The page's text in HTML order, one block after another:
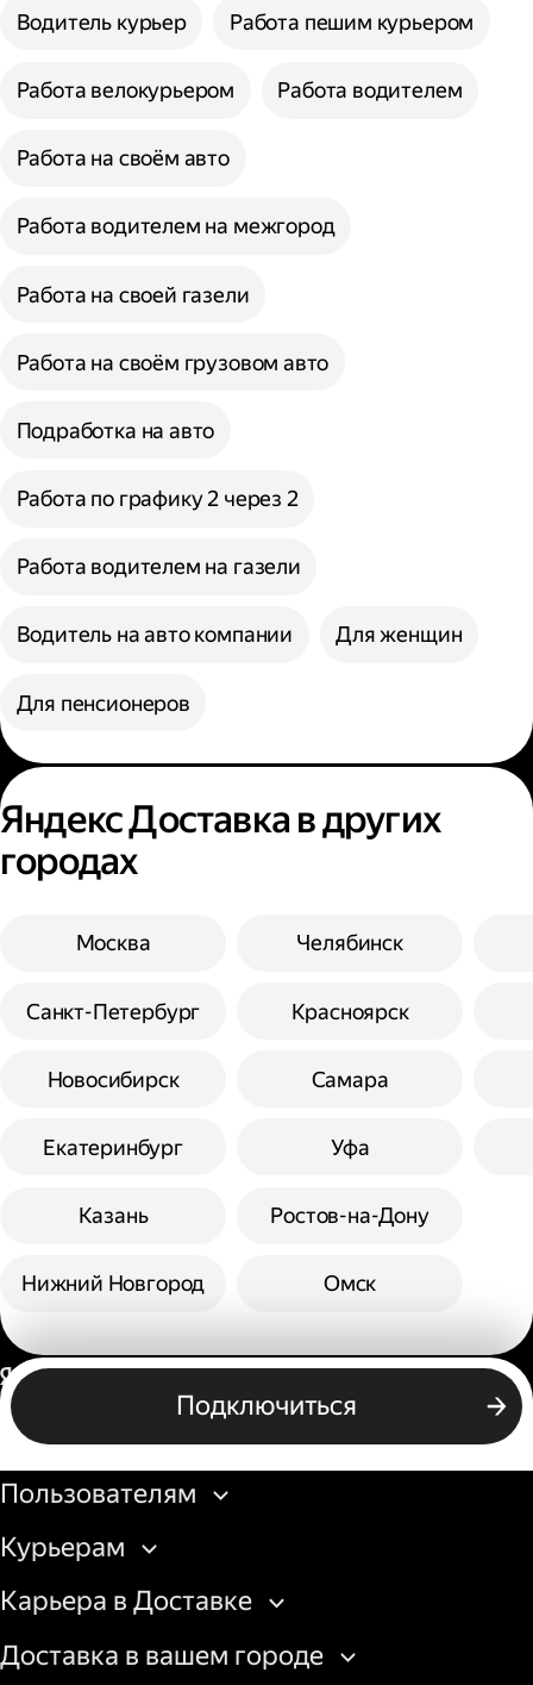
Водитель курьер Работа пешим курьером
Работа велокурьером Работа водителем
Работа на своём авто
Работа водителем на межгород
Работа на своей газели
Работа на своём грузовом авто
Подработка на авто
Работа по графику 2 через 2
Работа водителем на газели
Водитель на авто компании Для женщин
Для пенсионеров
Яндекс Доставка в других
городах
Москва
Санкт-Петербург
Новосибирск
Екатеринбург
Казань
Нижний Новгород
Челябинск
Красноярск
Самара
Уфа
Ростов-на-Дону
Омск
Подключиться
Россия
Бизнесу
Пользователям
Курьерам
Карьера в Доставке
Доставка в вашем городе